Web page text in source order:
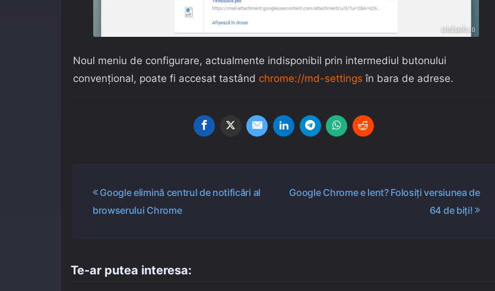
Noul meniu de configurare, actualmente indisponibil prin intermediul butonului
convențional, poate fi accesat tastând chrome://md-settings în bara de adrese.
Navigare
Google elimină centrul de notificări al
browserului Chrome
Google Chrome e lent? Folosiți versiunea de
64 de biți!
Te-ar putea interesa: